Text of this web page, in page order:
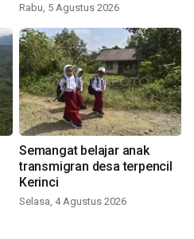
Rabu, 5 Agustus 2026
Semangat belajar anak
transmigran desa terpencil
Kerinci
Selasa, 4 Agustus 2026